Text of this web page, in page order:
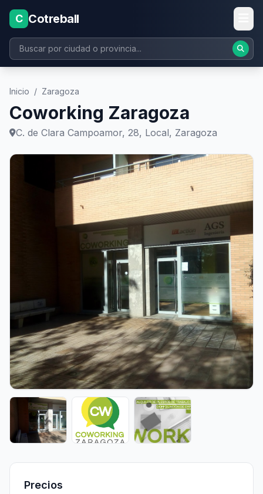
C Cotreball
Inicio / Zaragoza
Coworking Zaragoza
C. de Clara Campoamor, 28, Local, Zaragoza
Precios